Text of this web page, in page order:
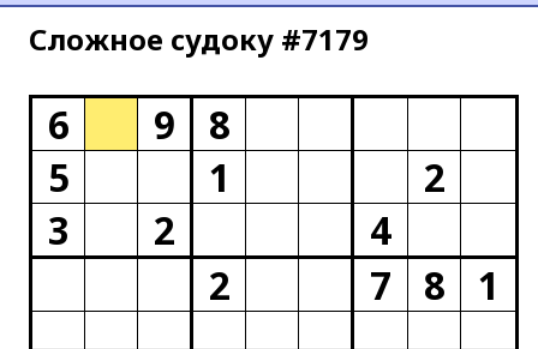
Сложное cудоку #7179
6 9
8
5
1
2
3
2
4
2
7 8
1